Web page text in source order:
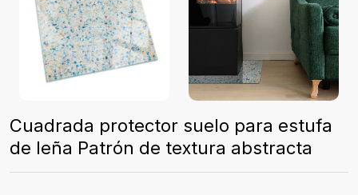
Cuadrada protector suelo para estufa
de leña Patrón de textura abstracta